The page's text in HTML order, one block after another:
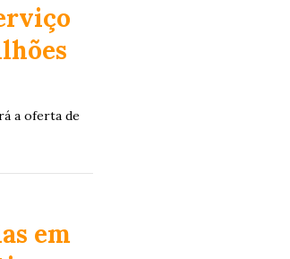
a oferta de
em